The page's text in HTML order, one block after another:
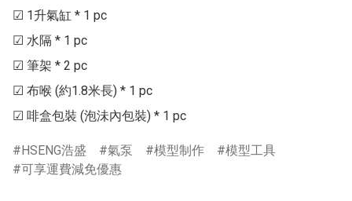
☑ 1升氣缸 * 1 pc
☑ 水隔 * 1 pc
☑ 筆架 * 2 pc
☑ 布喉 (約1.8米長) * 1 pc
☑ 啡盒包裝 (泡沬內包裝) * 1 pc
HSENG浩盛 氣泵 模型制作
模型工具
可享運費減免優惠